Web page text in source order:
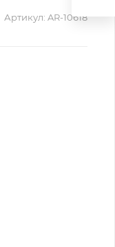
Артикул: AR-10618